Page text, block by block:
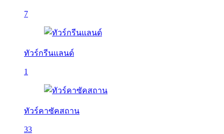
7
ทัวร์กรีนแลนด์
1
ทัวร์คาซัคสถาน
33